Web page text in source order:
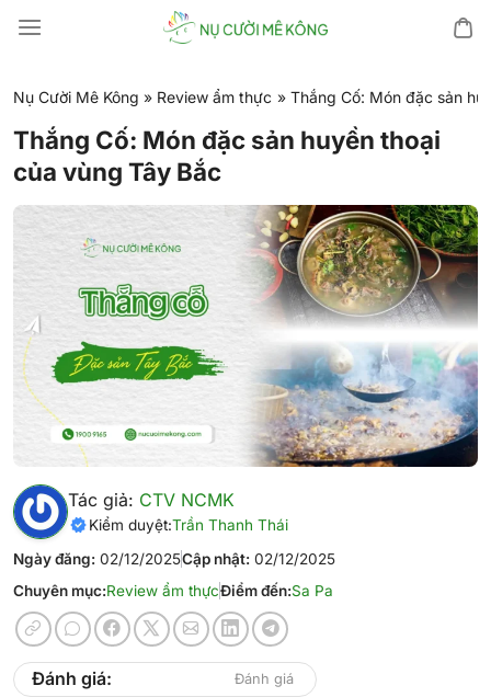
đến
dung
Nụ Cười Mê Kông » Review ẩm thực » Thắng Cố: Món đặc sản
Thắng Cố: Món đặc sản huyền thoại
của vùng Tây Bắc
Tác giả: CTV NCMK
Kiểm duyệt:Trần Thanh Thái
Ngày đăng: 02/12/2025Cập nhật: 02/12/2025
Chuyên mục:Review ẩm thựcĐiểm đến:Sa Pa
Đánh giá: Đánh giá